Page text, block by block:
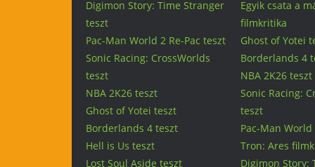
Digimon Story: Time Stranger
teszt
Pac-Man World 2 Re-Pac teszt
Sonic Racing: CrossWorlds
teszt
NBA 2K26 teszt
Ghost of Yotei teszt
Borderlands 4 teszt
Hell is Us teszt
Lost Soul Aside teszt
Egyik csata a
filmkritika
Ghost of Yotei
Borderlands 4
NBA 2K26 teszt
Sonic Racing:
teszt
Pac-Man World
Tron: Ares
Digimon Story: